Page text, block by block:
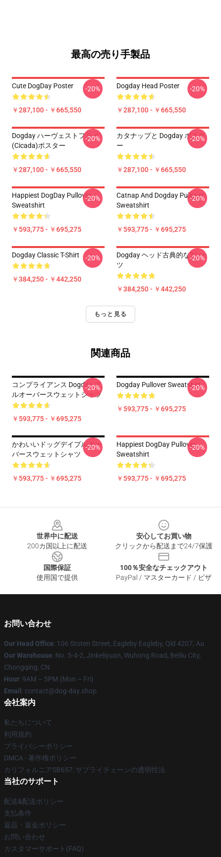
最高の売り手製品
Cute DogDay Poster
￥287,100 - ￥665,550
-20% Dogday Head Poster
￥287,100 - ￥665,550
-20%
Dogday ハーヴェストフライ
(Cicada)ポスター
￥287,100 - ￥665,550
-20%
カタナップと Dogday ポスタ
ー
￥287,100 - ￥665,550
-20%
Happiest DogDay Pullover
Sweatshirt
￥593,775 - ￥695,275
-20%
Catnap And Dogday Pullover
Sweatshirt
￥593,775 - ￥695,275
-20%
Dogday Classic T-Shirt
￥384,250 - ￥442,250
-20%
Dogday ヘッド古典的なTシャ
ツ
￥384,250 - ￥442,250
-20%
もっと見る
関連商品
コンプライアンス Dogday プ
ルオーバースウェットシャツ
￥593,775 - ￥695,275
-20% Dogday Pullover Sweatshirt
￥593,775 - ￥695,275
-20%
かわいいドッグデイプルオー
バースウェットシャツ
￥593,775 - ￥695,275
-20%
Happiest DogDay Pullover
Sweatshirt
￥593,775 - ￥695,275
-20%
世界中に配送
200カ国以上に配送
安心してお買い物
クリックから配送まで24/7保護
国際保証
使用国で提供
100％安全なチェックアウト
PayPal / マスターカード / ビザ
お問い合わせ
Our Head Office: 106 Stoten Street, Eagleby Eagleby, Qld 4207, Au
Our Warehouse: No. 5-4-2, Jinkeliyuan, Wuhong Road, Beiliu City,
Chongqing, CN
Hour: 9AM – 5PM (Mon – Fri)
Email : contact@dog-day.shop
会社案内
私たちについて
利用規約
プライバシーポリシー
DMCA - 著作権ポリシー
カリフォルニアSB657: サプライチェーンの透明性法
当社のサポート
配送&配送ポリシー
支払条件
返品・返金ポリシー
お問い合わせ
カスタマーサポート(FAQ)